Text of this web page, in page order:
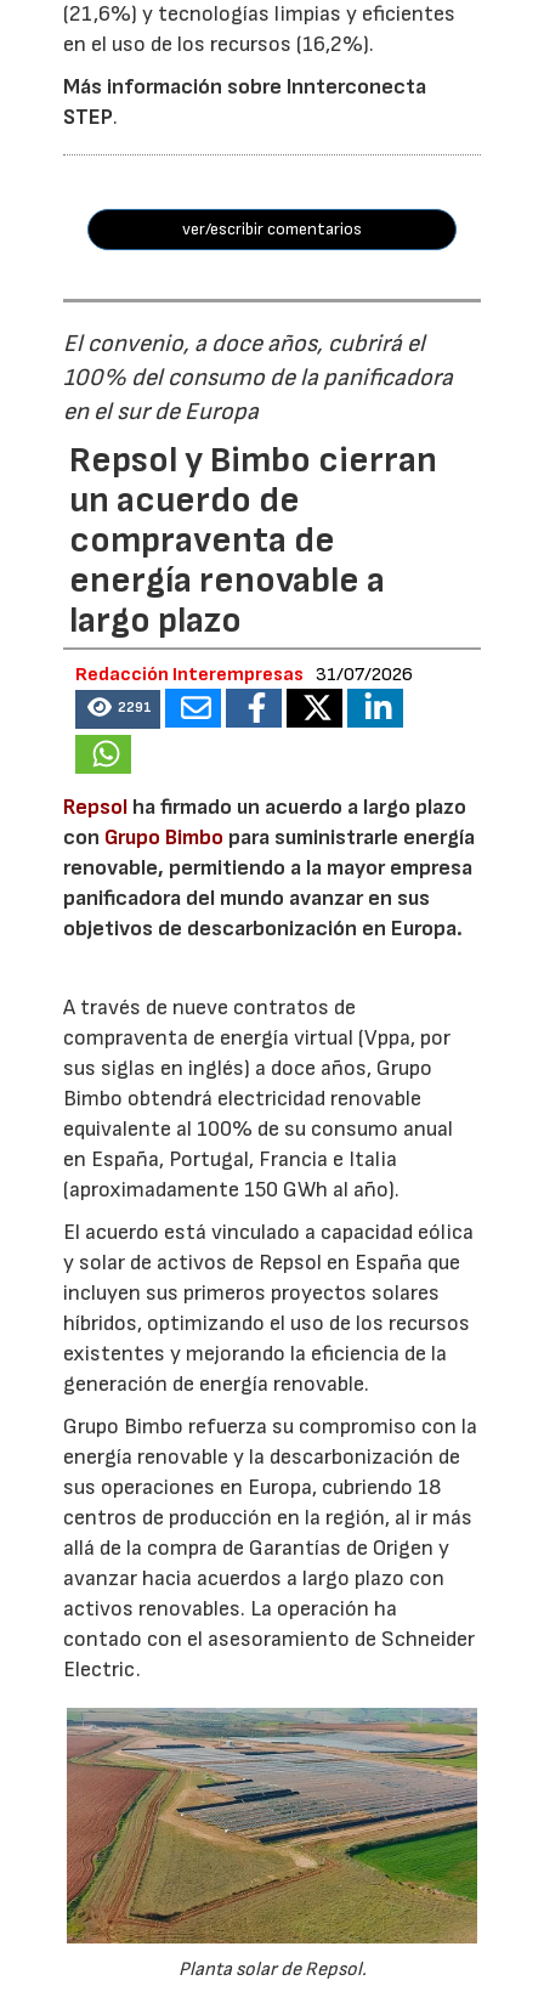
(21,6%) y tecnologías limpias y eficientes
en el uso de los recursos (16,2%).
Más información sobre Innterconecta
STEP.
ver/escribir comentarios
El convenio, a doce años, cubrirá el
100% del consumo de la panificadora
en el sur de Europa
Repsol y Bimbo cierran
un acuerdo de
compraventa de
energía renovable a
largo plazo
Redacción Interempresas 31/07/2026
2291
Repsol ha firmado un acuerdo a largo plazo
con Grupo Bimbo para suministrarle energía
renovable, permitiendo a la mayor empresa
panificadora del mundo avanzar en sus
objetivos de descarbonización en Europa.
A través de nueve contratos de
compraventa de energía virtual (Vppa, por
sus siglas en inglés) a doce años, Grupo
Bimbo obtendrá electricidad renovable
equivalente al 100% de su consumo anual
en España, Portugal, Francia e Italia
(aproximadamente 150 GWh al año).
El acuerdo está vinculado a capacidad eólica
y solar de activos de Repsol en España que
incluyen sus primeros proyectos solares
híbridos, optimizando el uso de los recursos
existentes y mejorando la eficiencia de la
generación de energía renovable.
Grupo Bimbo refuerza su compromiso con la
energía renovable y la descarbonización de
sus operaciones en Europa, cubriendo 18
centros de producción en la región, al ir más
allá de la compra de Garantías de Origen y
avanzar hacia acuerdos a largo plazo con
activos renovables. La operación ha
contado con el asesoramiento de Schneider
Electric.
Planta solar de Repsol.